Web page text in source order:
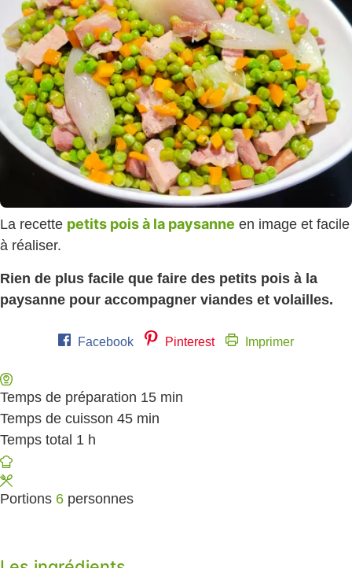
La recette petits pois à la paysanne en image et facile
à réaliser.
Rien de plus facile que faire des petits pois à la
paysanne pour accompagner viandes et volailles.
Facebook Pinterest Imprimer
Temps de préparation 15 minutes
min
Temps de cuisson 45 minutes
min
Temps total 1 heure
h
Portions 6 personnes